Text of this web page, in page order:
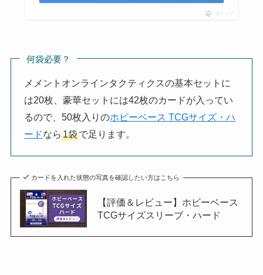
ポチップ
何袋必要？
メメントオンラインタクティクスの基本セットに
は20枚、豪華セットには42枚のカードが入ってい
るので、50枚入りのホビーベース TCGサイズ・ハ
ードなら1袋で足ります。
カードを入れた状態の写真を確認したい方はこちら
【評価＆レビュー】ホビーベース
TCGサイズスリーブ・ハード